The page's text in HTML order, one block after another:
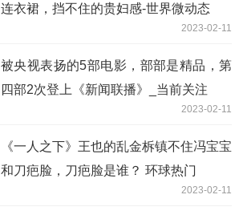
连衣裙，挡不住的贵妇感-世界微动态
2023-02-11
被央视表扬的5部电影，部部是精品，第
四部2次登上《新闻联播》_当前关注
2023-02-11
《一人之下》王也的乱金柝镇不住冯宝宝
和刀疤脸，刀疤脸是谁？ 环球热门
2023-02-11